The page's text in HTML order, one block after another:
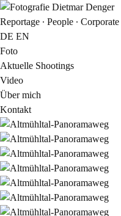
Reportage ∙ People ∙ Corporate
DE EN
Foto
Aktuelle Shootings
Video
Über mich
Kontakt